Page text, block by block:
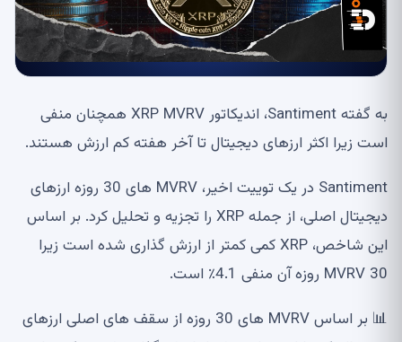
به گفته Santiment، اندیکاتور XRP MVRV همچنان منفی
است زیرا اکثر ارزهای دیجیتال تا آخر هفته کم ارزش هستند.
Santiment در یک توییت اخیر، MVRV های 30 روزه ارزهای
دیجیتال اصلی، از جمله XRP را تجزیه و تحلیل کرد. بر اساس
این شاخص، XRP کمی کمتر از ارزش گذاری شده است زیرا
MVRV 30 روزه آن منفی 4.1٪ است.
📊 بر اساس MVRV های 30 روزه از سقف های اصلی ارزهای